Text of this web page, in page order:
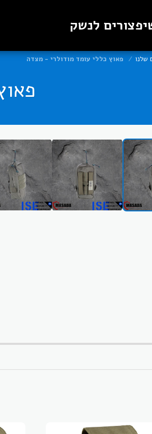
לנשק
שלנו פאוץ כללי עומד מודולרי - מצדה